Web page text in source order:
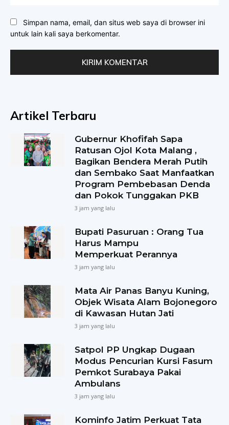
Simpan nama, email, dan situs web saya di browser ini
untuk lain kali saya berkomentar.
Artikel Terbaru
Gubernur Khofifah Sapa
Ratusan Ojol Kota Malang ,
Bagikan Bendera Merah Putih
dan Sembako Saat Manfaatkan
Program Pembebasan Denda
dan Pokok Tunggakan PKB
3 jam yang lalu
Bupati Pasuruan : Orang Tua
Harus Mampu
Memperkuat Perannya
3 jam yang lalu
Mata Air Panas Banyu Kuning,
Objek Wisata Alam Bojonegoro
di Kawasan Hutan Jati
3 jam yang lalu
Satpol PP Ungkap Dugaan
Modus Pencurian Kursi Fasum
Pemkot Surabaya Pakai
Ambulans
3 jam yang lalu
Kominfo Jatim Perkuat Tata